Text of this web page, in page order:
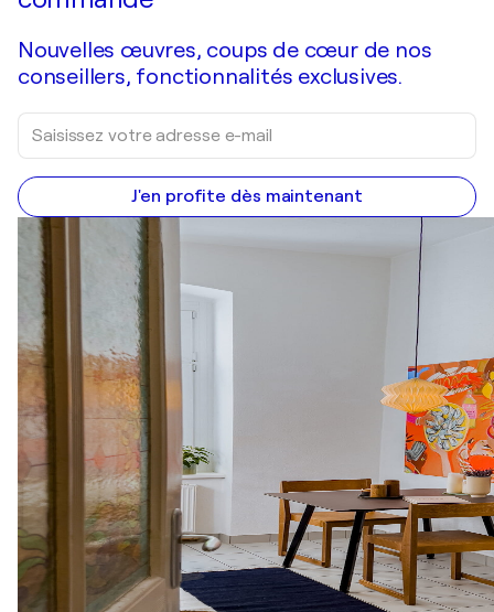
Nouvelles œuvres, coups de cœur de nos
conseillers, fonctionnalités exclusives.
J'en profite dès maintenant